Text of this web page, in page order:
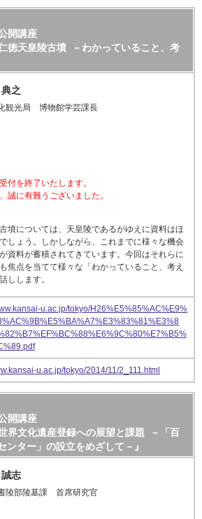
開講座
徳天皇陵古墳 －わかっていること、考
之
観光局 博物館学芸課長
付を終了いたします。
誠に有難うございました。
墳については、天皇陵であるがゆえに資料はほ
しょう。しかしながら、これまでに様々な機会
資料が蓄積されてきています。今回はそれらに
焦点を当てて様々な「わかっていること、考え
しします。
u.ac.jp/tokyo/H26%E5%85%AC%E9%
u.ac.jp/tokyo/2014/11/2_111.html
開講座
界文化遺産登録への展望と課題 －「百
ンター」の設立をめざして－』
志
陵部陵墓課 首席研究官